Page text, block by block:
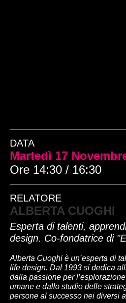
DATA
Martedì 17
Ore 14:30 / 16:30
RELATORE
ALBERTA CUOGHI
Esperta di talenti,
design. Co-fondatrice di
Alberta Cuoghi è un’esperta di
life design. Dal 1993 si dedica
dalla passione per
umane e dallo studio delle
persone al successo nei diversi